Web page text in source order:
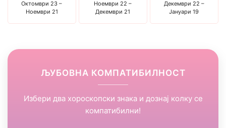
Октомври 23 –
Ноември 21
Ноември 22 –
Декември 21
Декември 22 –
Јануари 19
ЉУБОВНА КОМПАТИБИЛНОСТ
Избери два хороскопски знака и дознај колку се
компатибилни!